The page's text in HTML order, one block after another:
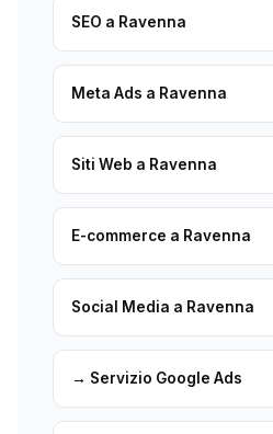
SEO a Ravenna
Meta Ads a Ravenna
Siti Web a Ravenna
E-commerce a Ravenna
Social Media a Ravenna
→ Servizio Google Ads